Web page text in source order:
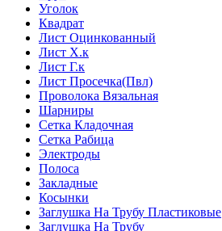
Уголок
Квадрат
Лист Оцинкованный
Лист Х.к
Лист Г.к
Лист Просечка(Пвл)
Проволока Вязальная
Шарниры
Сетка Кладочная
Сетка Рабица
Электроды
Полоса
Закладные
Косынки
Заглушка На Трубу Пластиковые
Заглушка На Трубу